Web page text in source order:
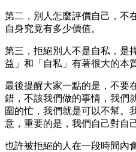
第二，別人怎麼評價自己，不
自身究竟有多少價值。
第三，拒絕別人不是自私，是
益」和「自私」有著很大的本
最後提醒大家一點的是，不要
錯，不該我們做的事情，我們
圍的忙，我們就是可以不幫。
意，重要的是，我們自己對自
也許被拒絕的人在一段時間內